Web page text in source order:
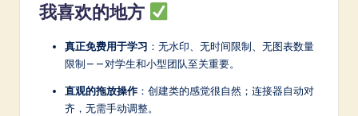
我喜欢的地方
真正免费用于学习 ：无水印、无时间限制、无图表数量
限制——对学生和小型团队至关重要。
直观的拖放操作 ：创建类的感觉很自然；连接器自动对
齐，无需手动调整。